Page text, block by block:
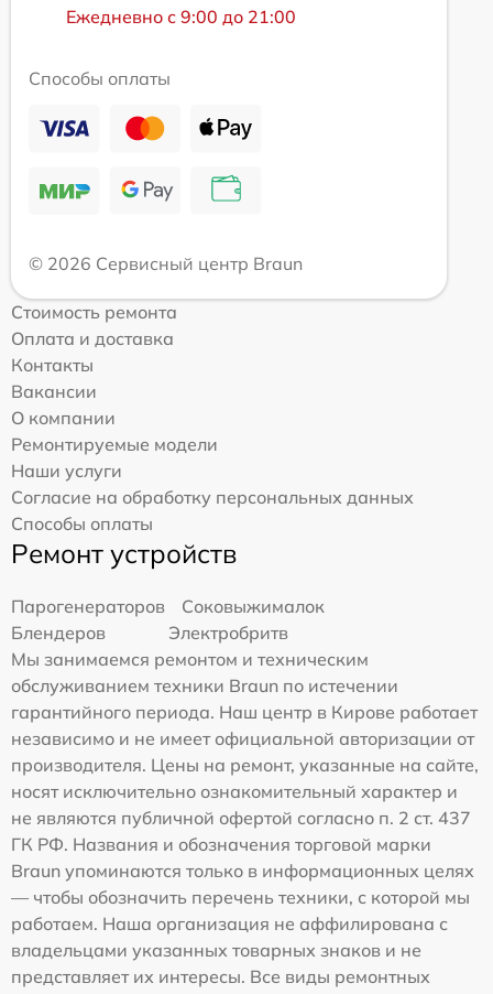
Ежедневно с 9:00 до 21:00
Способы оплаты
© 2026 Сервисный центр Braun
Стоимость ремонта
Оплата и доставка
Контакты
Вакансии
О компании
Ремонтируемые модели
Наши услуги
Согласие на обработку персональных данных
Способы оплаты
Ремонт устройств
Парогенераторов
Соковыжималок
Блендеров
Электробритв
Мы занимаемся ремонтом и техническим
обслуживанием техники Braun по истечении
гарантийного периода. Наш центр в Кирове работает
независимо и не имеет официальной авторизации от
производителя. Цены на ремонт, указанные на сайте,
носят исключительно ознакомительный характер и
не являются публичной офертой согласно п. 2 ст. 437
ГК РФ. Названия и обозначения торговой марки
Braun упоминаются только в информационных целях
— чтобы обозначить перечень техники, с которой мы
работаем. Наша организация не аффилирована с
владельцами указанных товарных знаков и не
представляет их интересы. Все виды ремонтных